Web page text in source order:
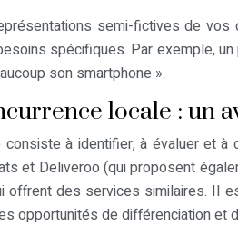
semi-fictives de
spécifiques. Par exemple,
son smartphone ».
locale : un
consiste à identifier, à évaluer et
et Deliveroo (qui proposent
offrent des services similaires. Il
opportunités de différenciation et